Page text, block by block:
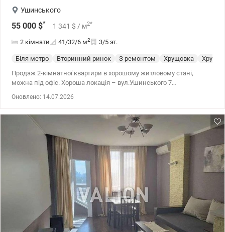
Ушинського
55 000 $* 1 341 $ / м2*
2 кімнати 41/32/6 м2 3/5 эт.
Біля метро Вторинний ринок З ремонтом Хрущовка
Продаж 2-кімнатної квартири в хорошому житловому стані,
можна під офіс. Хороша локація – вул.Ушинського 7
valion.ua/958382
Оновлено: 14.07.2026